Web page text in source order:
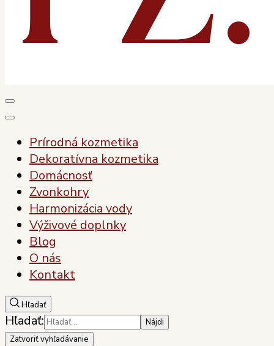
Prírodná kozmetika
Dekoratívna kozmetika
Domácnosť
Zvonkohry
Harmonizácia vody
Výživové doplnky
Blog
O nás
Kontakt
Hľadať
Hľadať:
Zatvoriť vyhľadávanie